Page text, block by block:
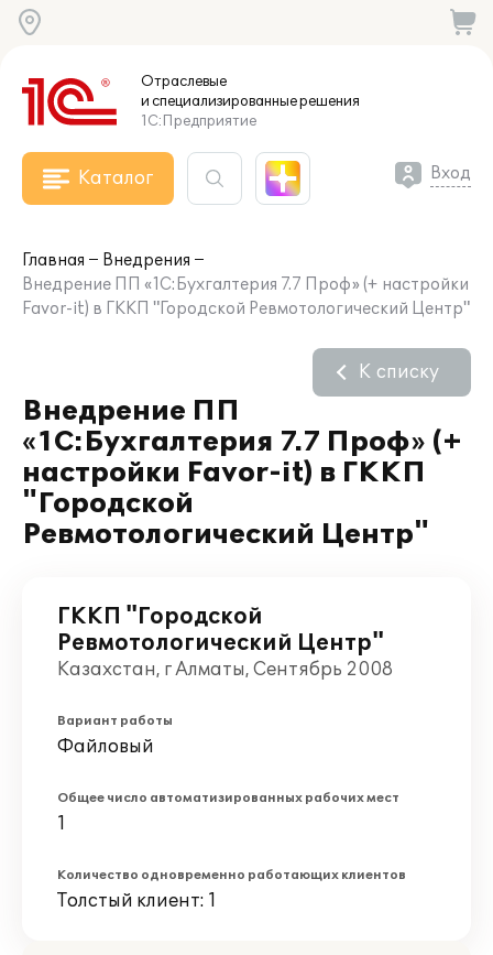
Отраслевые
и специализированныерешения
1С:Предприятие
Каталог Вход
Главная
Внедрения
Внедрение ПП «1С:Бухгалтерия 7.7 Проф» (+ настройки
Favor-it) в ГККП "Городской Ревмотологический Центр"
Внедрение ПП
«1С:Бухгалтерия 7.7 Проф» (+
настройки Favor-it) в ГККП
"Городской
Ревмотологический Центр"
К списку
ГККП "Городской
Ревмотологический Центр"
Казахстан, г Алматы, Сентябрь 2008
Вариант работы
Файловый
Общее число автоматизированных рабочих мест
1
Количество одновременно работающих клиентов
Толстый клиент: 1